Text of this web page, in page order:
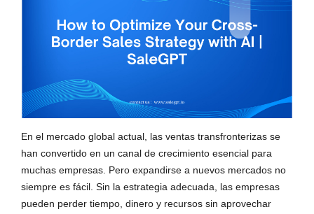
En el mercado global actual, las ventas transfronterizas se
han convertido en un canal de crecimiento esencial para
muchas empresas. Pero expandirse a nuevos mercados no
siempre es fácil. Sin la estrategia adecuada, las empresas
pueden perder tiempo, dinero y recursos sin aprovechar